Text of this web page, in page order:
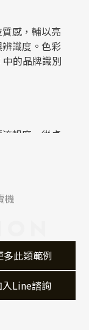
感，輔以亮
識度。色彩
的品牌識別
暢度，從桌
線清晰為
賣點。整體
服務介紹到
機
多此類範例
入Line諮詢